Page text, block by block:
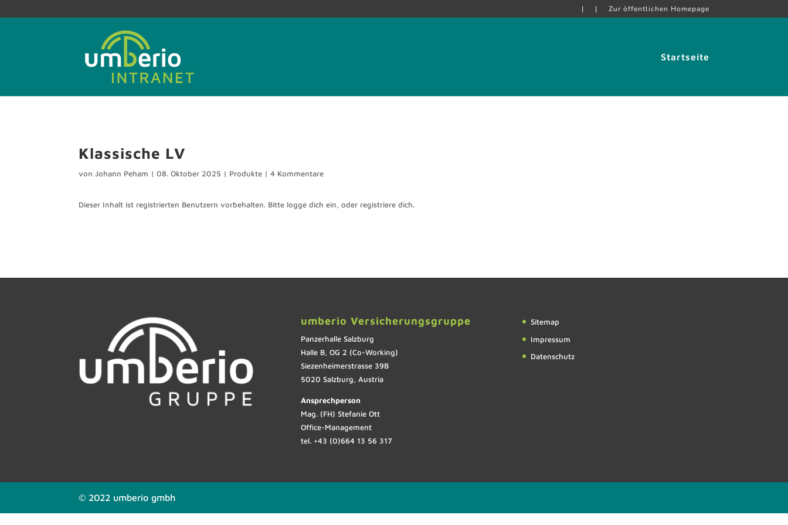
| | Zur öffentlichen Homepage
Startseite
Klassische LV
vonJohann Peham |08. Oktober 2025 | Produkte |4 Kommentare
Dieser Inhalt ist registrierten Benutzern vorbehalten. Bitte logge dich ein, oder registriere dich.
umberio Versicherungsgruppe
Panzerhalle Salzburg
Halle B, OG 2 (Co-Working)
Siezenheimerstrasse 39B
5020 Salzburg, Austria
Ansprechperson
Mag. (FH) Stefanie Ott
Office-Management
tel. +43 (0)664 13 56 317
Sitemap
Impressum
Datenschutz
© 2022 umberio gmbh